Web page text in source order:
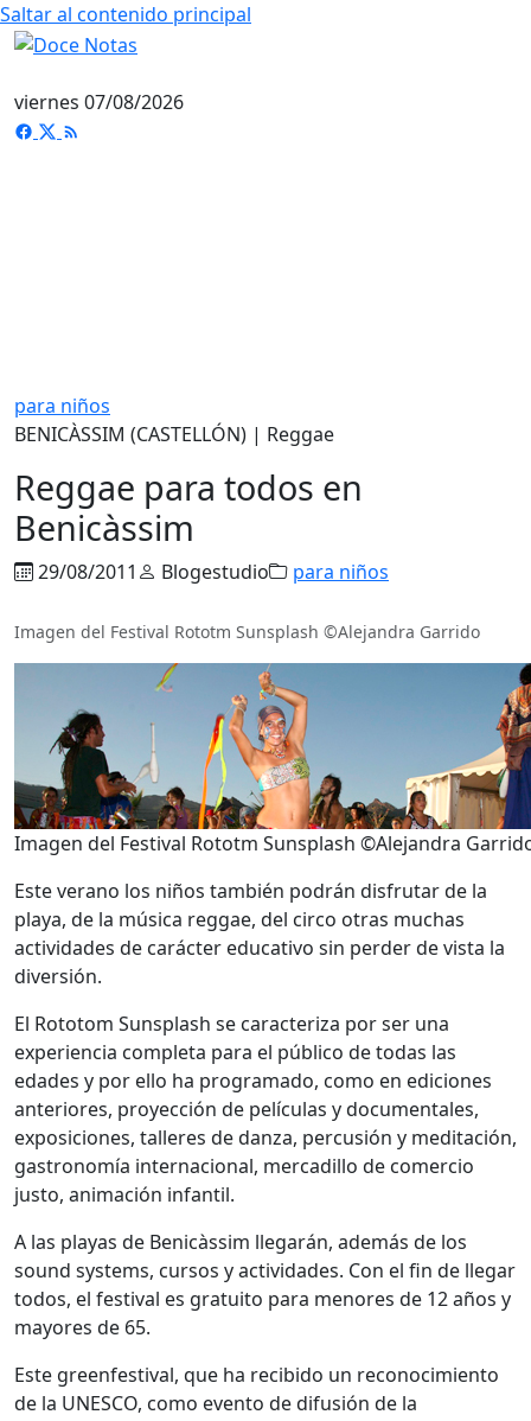
Saltar al contenido principal
viernes 07/08/2026
para niños
BENICÀSSIM (CASTELLÓN) | Reggae
Reggae para todos en
Benicàssim
29/08/2011 Blogestudio para niños
Imagen del Festival Rototm Sunsplash ©Alejandra Garrido
Imagen del Festival Rototm Sunsplash ©Alejandra
Este verano los niños también podrán disfrutar de la
playa, de la música reggae, del circo otras muchas
actividades de carácter educativo sin perder de vista la
diversión.
El Rototom Sunsplash se caracteriza por ser una
experiencia completa para el público de todas las
edades y por ello ha programado, como en ediciones
anteriores, proyección de películas y documentales,
exposiciones, talleres de danza, percusión y meditación,
gastronomía internacional, mercadillo de comercio
justo, animación infantil.
A las playas de Benicàssim llegarán, además de los
sound systems, cursos y actividades. Con el fin de llegar
todos, el festival es gratuito para menores de 12 años y
mayores de 65.
Este greenfestival, que ha recibido un reconocimiento
de la UNESCO, como evento de difusión de la